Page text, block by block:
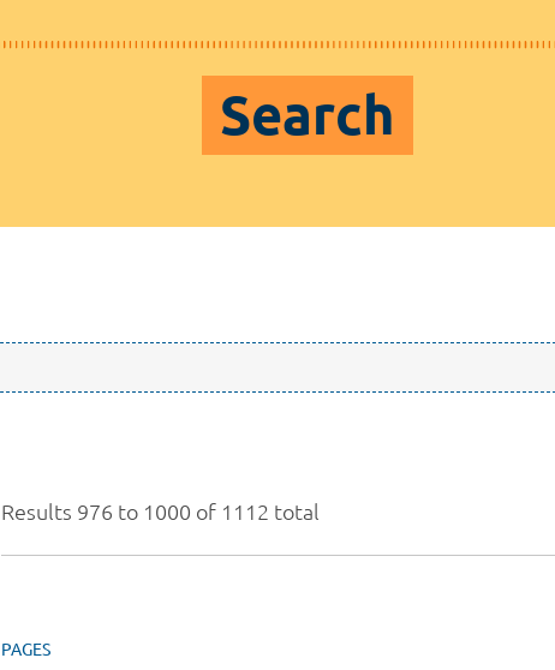
Search
Results 976 to 1000 of 1112 total
PAGES